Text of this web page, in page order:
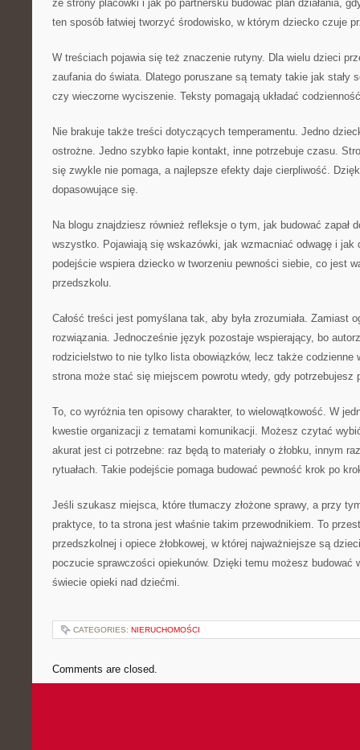
ze strony placówki i jak po partnersku budować plan działania,
ten sposób łatwiej tworzyć środowisko, w którym dziecko czuje
W treściach pojawia się też znaczenie rutyny. Dla wielu dzieci
zaufania do świata. Dlatego poruszane są tematy takie jak stały
czy wieczorne wyciszenie. Teksty pomagają układać
Nie brakuje także treści dotyczących temperamentu. Jedno
ostrożne. Jedno szybko łapie kontakt, inne potrzebuje czasu.
się zwykle nie pomaga, a najlepsze efekty daje cierpliwość.
dopasowujące się.
Na blogu znajdziesz również refleksje o tym, jak budować zapał
wszystko. Pojawiają się wskazówki, jak wzmacniać odwagę i jak
podejście wspiera dziecko w tworzeniu pewności siebie, co jest
przedszkolu.
Całość treści jest pomyślana tak, aby była zrozumiała. Zamiast
rozwiązania. Jednocześnie język pozostaje wspierający, bo
rodzicielstwo to nie tylko lista obowiązków, lecz także codzienne
strona może stać się miejscem powrotu wtedy, gdy potrzebujesz
To, co wyróżnia ten opisowy charakter, to wielowątkowość. W
kwestie organizacji z tematami komunikacji. Możesz czytać
akurat jest ci potrzebne: raz będą to materiały o żłobku, innym
rytuałach. Takie podejście pomaga budować pewność krok po
Jeśli szukasz miejsca, które tłumaczy złożone sprawy, a przy
praktyce, to ta strona jest właśnie takim przewodnikiem. To
przedszkolnej i opiece żłobkowej, w której najważniejsze są
poczucie sprawczości opiekunów. Dzięki temu możesz budować
świecie opieki nad dziećmi.
CATEGORIES: NIERUCHOMOŚCI
Comments are closed.